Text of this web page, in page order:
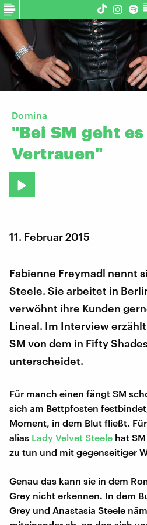
Domina
"Bei SM geht es
Vertrauen"
11. Februar 2015
Fabienne Freymadl nennt
Steele. Sie arbeitet in
verwöhnt ihre Kunden
Lineal. Im Interview
SM von dem in Fifty
unterscheidet.
Für manch einen fängt SM
sich am Bettpfosten
Moment, in dem Blut fließt.
alias Lady Velvet Steele hat
zu tun und mit gegenseitiger
Genau das kann sie in dem
Grey nicht erkennen. In dem
Grey und Anastasia Steele